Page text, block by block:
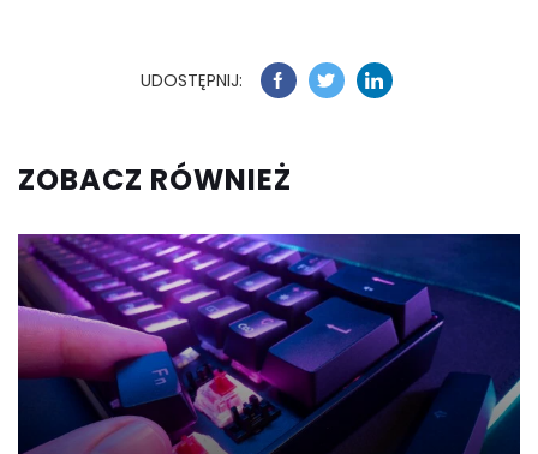
UDOSTĘPNIJ:
ZOBACZ RÓWNIEŻ